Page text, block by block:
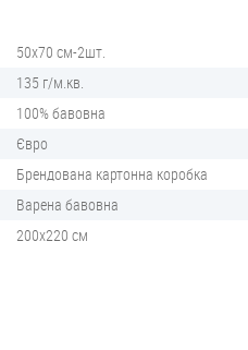
50х70 см-2шт.
135 г/м.кв.
100% бавовна
Євро
Брендована картонна коробка
Варена бавовна
200х220 см